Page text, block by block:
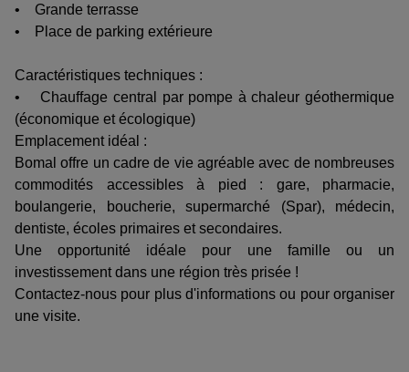
• Grande terrasse
• Place de parking extérieure
Caractéristiques techniques :
• Chauffage central par pompe à chaleur géothermique
(économique et écologique)
Emplacement idéal :
Bomal offre un cadre de vie agréable avec de nombreuses
commodités accessibles à pied : gare, pharmacie,
boulangerie, boucherie, supermarché (Spar), médecin,
dentiste, écoles primaires et secondaires.
Une opportunité idéale pour une famille ou un
investissement dans une région très prisée !
Contactez-nous pour plus d'informations ou pour organiser
une visite.